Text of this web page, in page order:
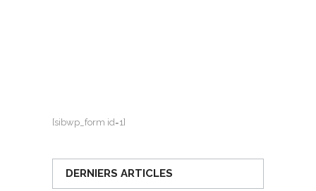
[sibwp_form id=1]
DERNIERS ARTICLES